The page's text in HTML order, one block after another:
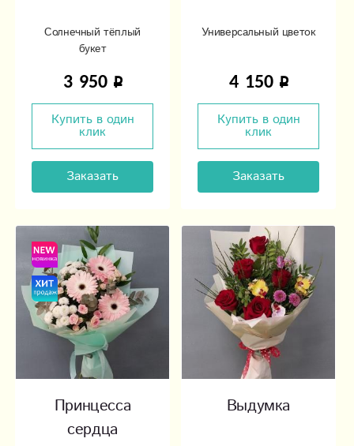
Солнечный тёплый
букет
3 950
Купить в один
клик
Заказать
Универсальный цветок
4 150
Купить в один
клик
Заказать
Принцесса
сердца
Выдумка